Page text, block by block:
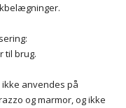
til brug.
ikke anvendes på
og marmor, og ikke